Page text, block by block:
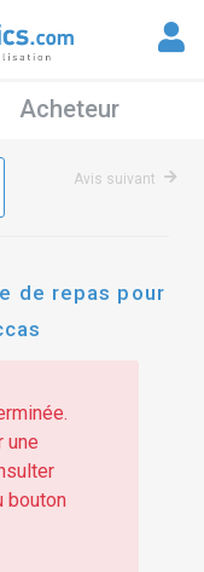
Acheteur
Avis suivant
de repas pour
une
bouton